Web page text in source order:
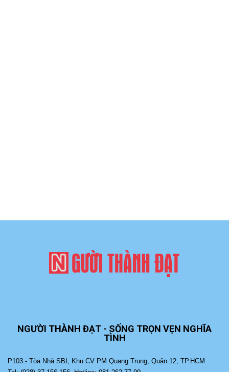
NGƯỜI THÀNH ĐẠT - SỐNG TRỌN VẸN NGHĨA
TÌNH
P103 - Tòa Nhà SBI, Khu CV PM Quang Trung, Quận 12, TP.HCM